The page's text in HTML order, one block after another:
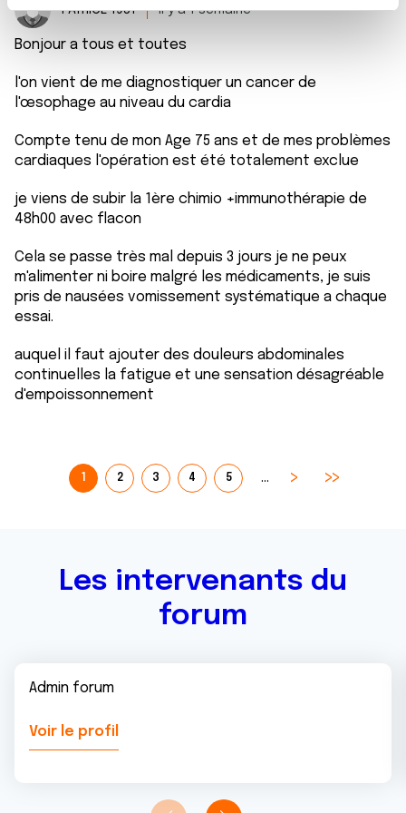
Les cookies nous permettent de personnaliser le contenu
médias sociaux et d'analyser notre trafic. Nous
partageons également des informations sur l'utilisation de
notre site avec nos partenaires de médias sociaux, de
avec d'autres informations que vous leur avez fournies
ou qu'ils ont collectées lors de votre utilisation de leurs
t
PATRICE 1951 Il y a 1 semaine
Bonjour a tous et toutes
l'on vient de me diagnostiquer un cancer de
l'œsophage au niveau du cardia
Compte tenu de mon Age 75 ans et de mes problèmes
cardiaques l'opération est été totalement exclue
je viens de subir la 1ère chimio +immunothérapie de
48h00 avec flacon
Cela se passe très mal depuis 3 jours je ne peux
m'alimenter ni boire malgré les médicaments, je suis
pris de nausées vomissement systématique a chaque
essai.
auquel il faut ajouter des douleurs abdominales
continuelles la fatigue et une sensation désagréable
d'empoissonnement
1 2 3 4 5 …
Les intervenants du
forum
Admin forum
Voir le profil